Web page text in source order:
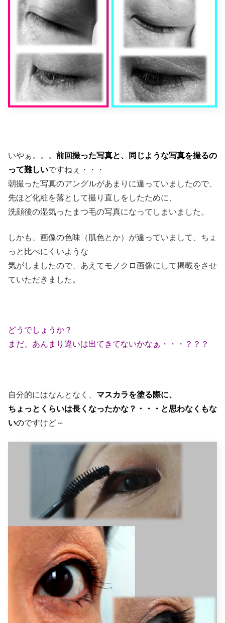
いやぁ。。。 前回撮った写真と、同じような写真を撮るの
って難しいですねぇ・・・
朝撮った写真のアングルがあまりに違っていましたので、
先ほど化粧を落として撮り直しをしたために、
洗顔後の湿気ったまつ毛の写真になってしまいました。
しかも、画像の色味（肌色とか）が違っていまして、ちょ
っと比べにくいような
気がしましたので、あえてモノクロ画像にして掲載をさせ
ていただきました。
どうでしょうか？
まだ、あんまり違いは出てきてないかなぁ・・・？？？
自分的にはなんとなく、 マスカラを塗る際に、
ちょっとくらいは長くなったかな？・・・と思わなくもな
いのですけど～